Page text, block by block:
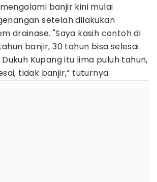
banjir kini mulai
setelah dilakukan
drainase. "Saya kasih contoh di
banjir, 30 tahun bisa selesai.
Kupang itu lima puluh tahun,
tidak banjir,” tuturnya.